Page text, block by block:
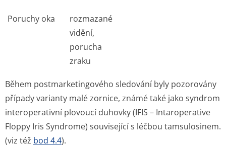
Poruchy oka
rozmazané
vidění,
porucha
zraku
Během postmarketingového sledování byly pozorovány
případy varianty malé zornice, známé také jako syndrom
interoperativní plovoucí duhovky (IFIS – Intaroperative
Floppy Iris Syndrome) související s léčbou tamsulosinem.
(viz též bod 4.4).